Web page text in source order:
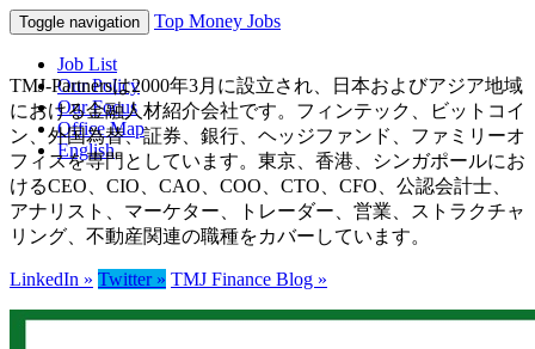
Toggle navigation Top Money Jobs
Job List
Our Policy
Our Focus
Office Map
English
TMJ-Partnersは2000年3月に設立され、日本およびアジア地域
における金融人材紹介会社です。フィンテック、ビットコイ
ン、外国為替、証券、銀行、ヘッジファンド、ファミリーオ
フィスを専門としています。東京、香港、シンガポールにお
けるCEO、CIO、CAO、COO、CTO、CFO、公認会計士、
アナリスト、マーケター、トレーダー、営業、ストラクチャ
リング、不動産関連の職種をカバーしています。
LinkedIn » Twitter » TMJ Finance Blog »